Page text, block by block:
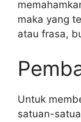
maka yang
atau frasa,
Untuk
satuan-